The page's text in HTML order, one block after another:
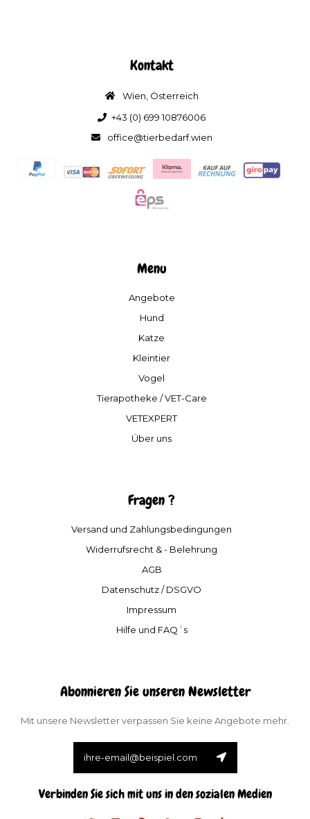
Kontakt
Wien, Österreich
+43 (0) 699 10876006
office@tierbedarf.wien
Menu
Angebote
Hund
Katze
Kleintier
Vogel
Tierapotheke / VET-Care
VETEXPERT
Über uns
Fragen ?
Versand und Zahlungsbedingungen
Widerrufsrecht & - Belehrung
AGB
Datenschutz / DSGVO
Impressum
Hilfe und FAQ´s
Abonnieren Sie unseren Newsletter
Mit unsere Newsletter verpassen Sie keine Angebote mehr.
Verbinden Sie sich mit uns in den sozialen Medien